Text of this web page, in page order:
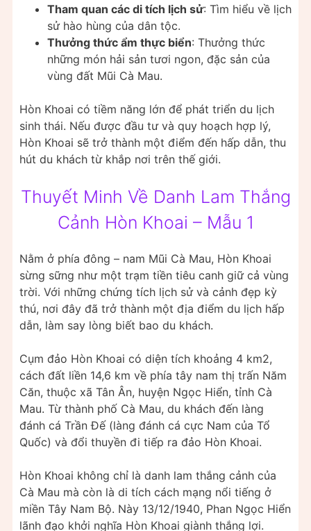
Tham quan các di tích lịch sử: Tìm hiểu về lịch
sử hào hùng của dân tộc.
Thưởng thức ẩm thực biển: Thưởng thức
những món hải sản tươi ngon, đặc sản của
vùng đất Mũi Cà Mau.
Hòn Khoai có tiềm năng lớn để phát triển du lịch
sinh thái. Nếu được đầu tư và quy hoạch hợp lý,
Hòn Khoai sẽ trở thành một điểm đến hấp dẫn, thu
hút du khách từ khắp nơi trên thế giới.
Thuyết Minh Về Danh Lam Thắng
Cảnh Hòn Khoai – Mẫu 1
Nằm ở phía đông – nam Mũi Cà Mau, Hòn Khoai
sừng sững như một trạm tiền tiêu canh giữ cả vùng
trời. Với những chứng tích lịch sử và cảnh đẹp kỳ
thú, nơi đây đã trở thành một địa điểm du lịch hấp
dẫn, làm say lòng biết bao du khách.
Cụm đảo Hòn Khoai có diện tích khoảng 4 km2,
cách đất liền 14,6 km về phía tây nam thị trấn Năm
Căn, thuộc xã Tân Ân, huyện Ngọc Hiển, tỉnh Cà
Mau. Từ thành phố Cà Mau, du khách đến làng
đánh cá Trần Đế (làng đánh cá cực Nam của Tổ
Quốc) và đổi thuyền đi tiếp ra đảo Hòn Khoai.
Hòn Khoai không chỉ là danh lam thắng cảnh của
Cà Mau mà còn là di tích cách mạng nổi tiếng ở
miền Tây Nam Bộ. Này 13/12/1940, Phan Ngọc Hiển
lãnh đạo khởi nghĩa Hòn Khoai giành thắng lợi.